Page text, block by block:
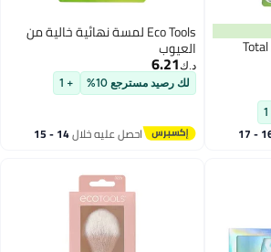
Eco Tools مجموعة فرش Total
16 - 17
Eco Tools لمسة نهائية خالية من
العيوب
د.ك‏6.21
لك رصيد مسترجع 10% + 1
احصل عليه خلال 14 - 15
اغسطس